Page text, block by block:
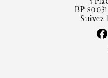
BP 80
Suivez